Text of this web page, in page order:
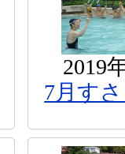
2019
7月す